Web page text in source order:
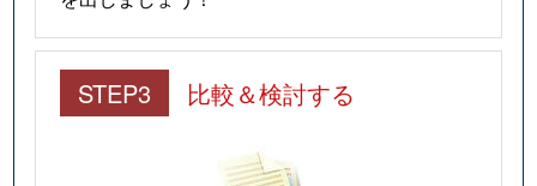
STEP3 比較＆検討する